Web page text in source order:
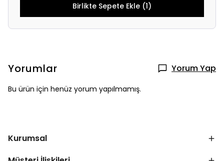
Birlikte Sepete Ekle (1)
Yorumlar Yorum Yap
Bu ürün için henüz yorum yapılmamış.
Kurumsal